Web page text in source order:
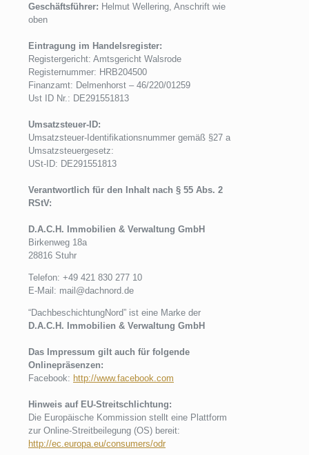
Geschäftsführer: Helmut Wellering, Anschrift wie
oben
Eintragung im Handelsregister:
Registergericht: Amtsgericht Walsrode
Registernummer: HRB204500
Finanzamt: Delmenhorst – 46/220/01259
Ust ID Nr.: DE291551813
Umsatzsteuer-ID:
Umsatzsteuer-Identifikationsnummer gemäß §27 a
Umsatzsteuergesetz:
USt-ID: DE291551813
Verantwortlich für den Inhalt nach § 55 Abs. 2
RStV:
D.A.C.H. Immobilien & Verwaltung GmbH
Birkenweg 18a
28816 Stuhr
Telefon: +49 421 830 277 10
E-Mail: mail@dachnord.de
“DachbeschichtungNord” ist eine Marke der
D.A.C.H. Immobilien & Verwaltung GmbH
Das Impressum gilt auch für folgende
Onlinepräsenzen:
Facebook: http://www.facebook.com
Hinweis auf EU-Streitschlichtung:
Die Europäische Kommission stellt eine Plattform
zur Online-Streitbeilegung (OS) bereit:
http://ec.europa.eu/consumers/odr